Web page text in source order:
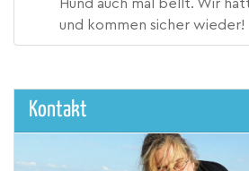
Hund auch mal bellt. Wir
und kommen sicher wieder!
Kontakt